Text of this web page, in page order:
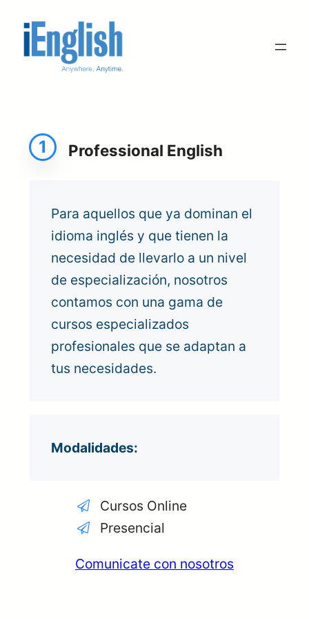
contenido
1 Professional English
Para aquellos que ya dominan el
idioma inglés y que tienen la
necesidad de llevarlo a un nivel
de especialización, nosotros
contamos con una gama de
cursos especializados
profesionales que se adaptan a
tus necesidades.
Modalidades:
Cursos Online
Presencial
Comunicate con nosotros